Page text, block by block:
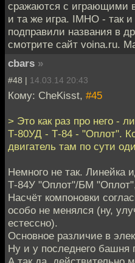
сражаются с играющими
и та же игра. IMHO - так
подправили названия в
смотрите сайт voina.ru.
cbars »
#48 | 14.03.14 20:43
Кому: CheKisst, #45
> Это как раз про него -
Т-80УД - Т-84 - "Оплот".
двигатель там по сути
Немного не так. Линейка
Т-84У "Оплот"/БМ
Насчёт компоновки
особо не менялся (ну,
естессно).
Основное различие в
Ну и у последнего башня